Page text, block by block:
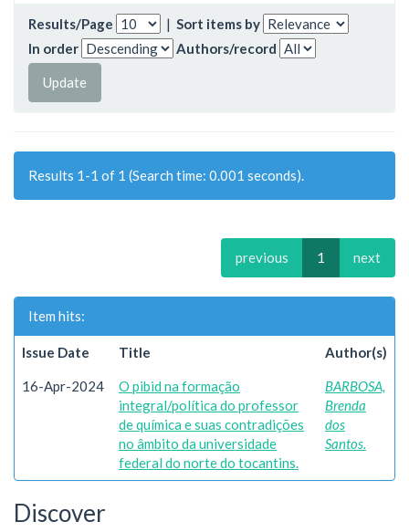
Results/Page | Sort items by
In order
Authors/record
Results 1-1 of 1 (Search time: 0.001 seconds).
previous 1 next
Item hits:
Issue Date Title Author(s)
16-Apr-2024
O pibid na formação
integral/política do professor
de química e suas contradições
no âmbito da universidade
federal do norte do tocantins.
BARBOSA,
Brenda
dos
Santos.
Discover